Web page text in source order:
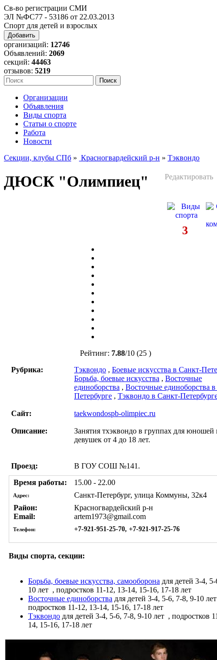
Св-во регистрации СМИ
ЭЛ №ФС77 - 53186 от 22.03.2013
Спорт для детей и взрослых
Добавить
организаций: 12746
Объявлений: 2069
секций: 44463
отзывов: 5219
Организации
Объявления
Виды спорта
Статьи о спорте
Работа
Новости
Секции, клубы СПб » Красногвардейский р-н » Тэквондо
Редактировать
ДЮСК "Олимпиец"
3
Рейтинг: 7.88/10 (25 )
Рубрика:
Тэквондо , Боевые искусства в Санкт-
Борьба, боевые искусства , Восточные
единоборства , Восточные единоборства
Петербурге , Тэквондо в Санкт-
Сайт: taekwondospb-olimpiec.ru
Описание:
Занятия тхэквондо в группах для юношей
девушек от 4 до 18 лет.
Проезд:
В ГОУ СОШ №141.
Время работы:
15.00 - 22.00
Адрес:
Санкт-Петербург, улица Коммуны, 32к4
Район:
Красногвардейский р-н
Email:
artem1973@gmail.com
Телефон: +7-921-951-25-70, +7-921-917-25-76
Виды спорта, секции:
Борьба, боевые искусства, самооборона для детей 3-4,
10 лет , подростков 11-12, 13-14, 15-16, 17-18 лет
Восточные единоборства для детей 3-4, 5-6, 7-8, 9-10
подростков 11-12, 13-14, 15-16, 17-18 лет
Тэквондо для детей 3-4, 5-6, 7-8, 9-10 лет , подростков
14, 15-16, 17-18 лет